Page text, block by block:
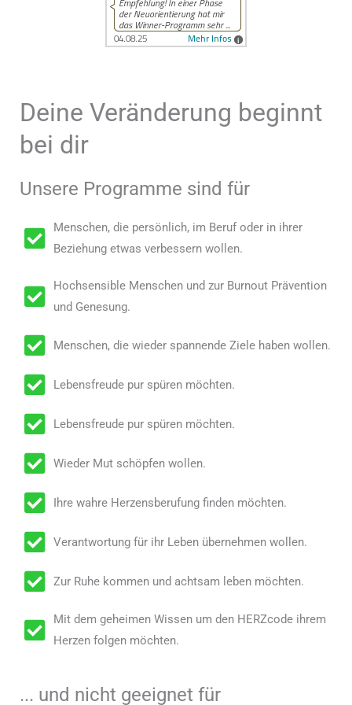
Deine Veränderung beginnt
bei dir
Unsere Programme sind für
Menschen, die persönlich, im Beruf oder in ihrer
Beziehung etwas verbessern wollen.
Hochsensible Menschen und zur Burnout Prävention
und Genesung.
Menschen, die wieder spannende Ziele haben wollen.
Lebensfreude pur spüren möchten.
Lebensfreude pur spüren möchten.
Wieder Mut schöpfen wollen.
Ihre wahre Herzensberufung finden möchten.
Verantwortung für ihr Leben übernehmen wollen.
Zur Ruhe kommen und achtsam leben möchten.
Mit dem geheimen Wissen um den HERZcode ihrem
Herzen folgen möchten.
... und nicht geeignet für